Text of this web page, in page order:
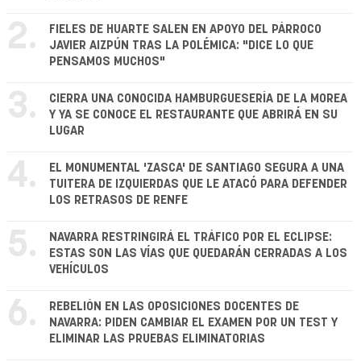
2.
FIELES DE HUARTE SALEN EN APOYO DEL PÁRROCO
JAVIER AIZPÚN TRAS LA POLÉMICA: "DICE LO QUE
PENSAMOS MUCHOS"
3.
CIERRA UNA CONOCIDA HAMBURGUESERÍA DE LA MOREA
Y YA SE CONOCE EL RESTAURANTE QUE ABRIRÁ EN SU
LUGAR
4.
EL MONUMENTAL 'ZASCA' DE SANTIAGO SEGURA A UNA
TUITERA DE IZQUIERDAS QUE LE ATACÓ PARA DEFENDER
LOS RETRASOS DE RENFE
5.
NAVARRA RESTRINGIRÁ EL TRÁFICO POR EL ECLIPSE:
ESTAS SON LAS VÍAS QUE QUEDARÁN CERRADAS A LOS
VEHÍCULOS
6.
REBELIÓN EN LAS OPOSICIONES DOCENTES DE
NAVARRA: PIDEN CAMBIAR EL EXAMEN POR UN TEST Y
ELIMINAR LAS PRUEBAS ELIMINATORIAS